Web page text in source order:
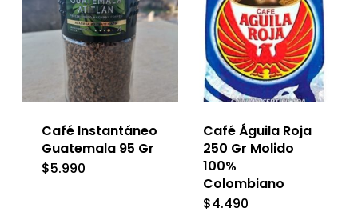
Café Instantáneo
Guatemala 95 Gr
$5.990
Café Águila Roja
250 Gr Molido
100%
Colombiano
$4.490